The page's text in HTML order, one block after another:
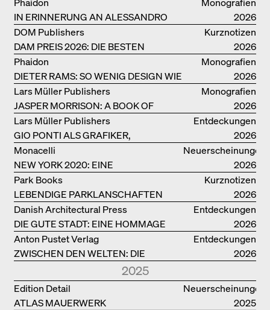
IN ERINNERUNG AN ALESSANDRO
MENDINI
2026
Kurznotizen
DAM PREIS 2026: DIE BESTEN
BAUTEN IN/AUS DEUTSCHLAND
DOM Publishers
2026
Monografien
DIETER RAMS: SO WENIG DESIGN WIE
MÖGLICH
Phaidon
2026
Monografien
JASPER MORRISON: A BOOK OF
THINGS
Lars Müller Publishers
2026
Entdeckungen
GIO PONTI ALS GRAFIKER,
ARCHITEKT, DESIGNER….
Lars Müller Publishers
2026
Neuerscheinungen
NEW YORK 2020: EINE
ENZYKLOPÄDIE DER ARCHITEKTUR
Monacelli
2026
Kurznotizen
LEBENDIGE PARKLANSCHAFTEN
Park Books
2026
Entdeckungen
DIE GUTE STADT: EINE HOMMAGE
DES MENSCHENFREUNDS JAN GEHL
Danish Architectural Press
2026
Entdeckungen
ZWISCHEN DEN WELTEN: DIE
POWER-ARCHITEKTIN ELIZABETH
SCHEU CLOSE
Anton Pustet Verlag
2026
2025
Neuerscheinungen
ATLAS MAUERWERK
Edition Detail
2025